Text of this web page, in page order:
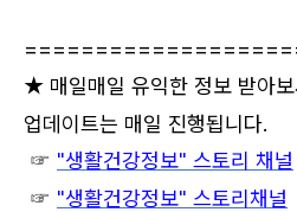
★ 매일매일 유익한 정보 받아
업데이트는 매일 진행됩니다.
☞ "생활건강정보" 스토리 채널
☞ "생활건강정보" 스토리채널